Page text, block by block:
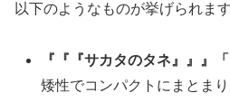
以下のようなものが挙げられます
『『『サカタのタネ』』』
矮性でコンパクトにまとま